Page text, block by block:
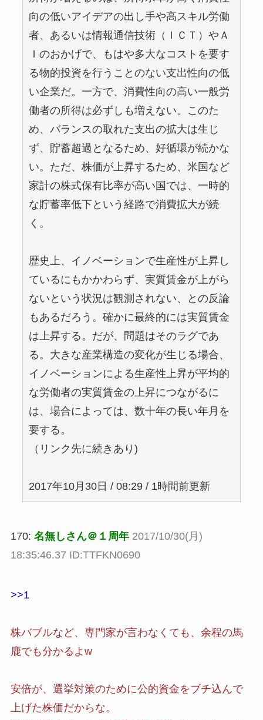
向の低いアイデアの出し手や高スキル労働
者、あるいは情報通信技術（ＩＣＴ）やＡ
Ｉのおかげで、もはや多大なコストを要す
る物的投資を行うことのない支出性向の低
い企業だ。一方で、消費性向の高い一般労
働者の所得は必ずしも増えない。このた
め、バランスの取れた支出の拡大は生じ
ず、貯蓄超過となるため、好循環が続かな
い。ただ、株価が上昇するため、米国など
家計の株式保有比率が高い国では、一時的
な貯蓄率低下という経路で消費拡大が続
く。
歴史上、イノベーションで生産性が上昇し
ているにもかかわらず、実質賃金が上がら
ないという状況は観測されない、との反論
もあるだろう。確かに最終的には実質賃金
は上昇する。だが、問題はそのラグであ
る。大きな産業構造の変化が生じる場合、
イノベーションによる生産性上昇が平均的
な労働者の実質賃金の上昇につながるに
は、場合によっては、数十年の長い年月を
要する。
（リンク先に続きあり)
2017年10月30日 / 08:29 / 1時間前更新
170: 名無しさん＠１周年 2017/10/30(月)
18:35:46.37 ID:TTFKN0690
>>1
株バブルなど、専門家が言わなくても、余程の馬
鹿でも分かるよw
安倍が、選挙対策のために公的資金をブチ込んで
上げた株価だからな。